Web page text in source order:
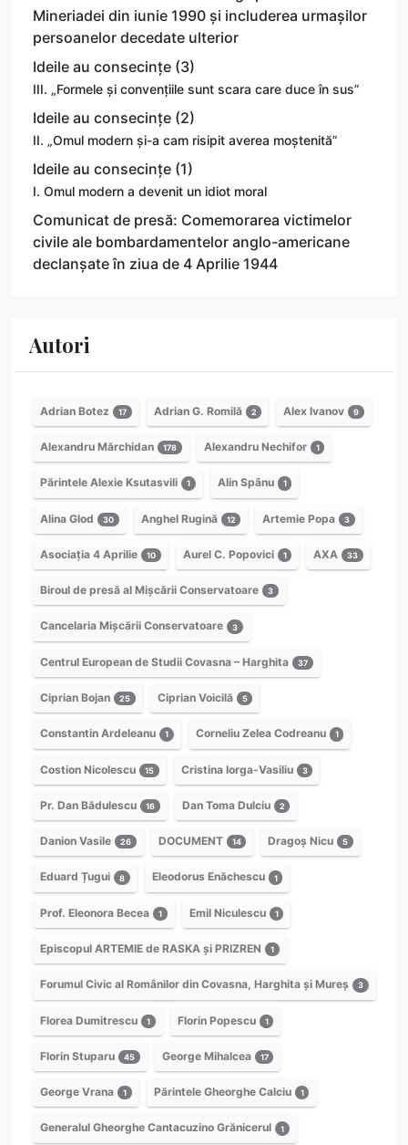
Mineriadei din iunie 1990 și includerea urmașilor
persoanelor decedate ulterior
Ideile au consecințe (3)
III. „Formele și convențiile sunt scara care duce în sus”
Ideile au consecințe (2)
II. „Omul modern și-a cam risipit averea moștenită”
Ideile au consecințe (1)
I. Omul modern a devenit un idiot moral
Comunicat de presă: Comemorarea victimelor
civile ale bombardamentelor anglo-americane
declanșate în ziua de 4 Aprilie 1944
Autori
Adrian Botez 17 Adrian G. Romilă 2 Alex Ivanov 9
Alexandru Mărchidan 178 Alexandru Nechifor 1
Părintele Alexie Ksutasvili 1 Alin Spânu 1
Alina Glod 30 Anghel Rugină 12 Artemie Popa 3
Asociația 4 Aprilie 10 Aurel C. Popovici 1 AXA 33
Biroul de presă al Mișcării Conservatoare 3
Cancelaria Mișcării Conservatoare 3
Centrul European de Studii Covasna – Harghita 37
Ciprian Bojan 25 Ciprian Voicilă 5
Constantin Ardeleanu 1 Corneliu Zelea Codreanu 1
Costion Nicolescu 15 Cristina Iorga-Vasiliu 3
Pr. Dan Bădulescu 16 Dan Toma Dulciu 2
Danion Vasile 26 DOCUMENT 14 Dragoș Nicu 5
Eduard Țugui 8 Eleodorus Enăchescu 1
Prof. Eleonora Becea 1 Emil Niculescu 1
Episcopul ARTEMIE de RASKA și PRIZREN 1
Forumul Civic al Românilor din Covasna, Harghita și Mureș 3
Florea Dumitrescu 1 Florin Popescu 1
Florin Stuparu 45 George Mihalcea 17
George Vrana 1 Părintele Gheorghe Calciu 1
Generalul Gheorghe Cantacuzino Grănicerul 1